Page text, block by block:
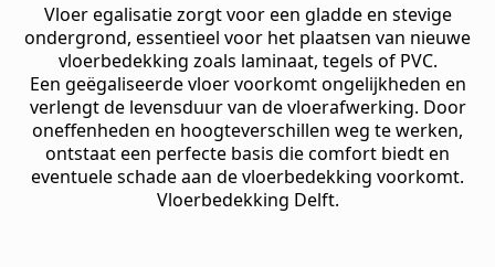
Vloer egalisatie zorgt voor een gladde en stevige
ondergrond, essentieel voor het plaatsen van nieuwe
vloerbedekking zoals laminaat, tegels of PVC.
Een geëgaliseerde vloer voorkomt ongelijkheden en
verlengt de levensduur van de vloerafwerking. Door
oneffenheden en hoogteverschillen weg te werken,
ontstaat een perfecte basis die comfort biedt en
eventuele schade aan de vloerbedekking voorkomt.
Vloerbedekking Delft.